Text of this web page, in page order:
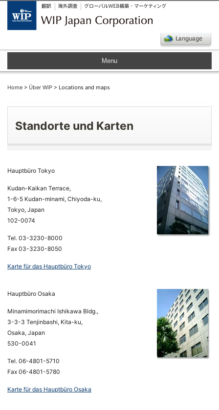
Menu
Home > Über WIP > Locations and maps
Standorte und Karten
Hauptbüro Tokyo
Kudan-Kaikan Terrace,
1-6-5 Kudan-minami, Chiyoda-ku,
Tokyo, Japan
102-0074
Tel. 03-3230-8000
Fax 03-3230-8050
Karte für das Hauptbüro Tokyo
Hauptbüro Osaka
Minamimorimachi Ishikawa Bldg.,
3-3-3 Tenjinbashi, Kita-ku,
Osaka, Japan
530-0041
Tel. 06-4801-5710
Fax 06-4801-5780
Karte für das Hauptbüro Osaka